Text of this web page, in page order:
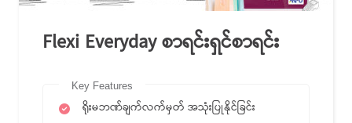
Flexi Everyday စာရင်းရှင်စာရင်း
Key Features
ရိုးမဘဏ်ချက်လက်မှတ် အသုံးပြုနိုင်ခြင်း